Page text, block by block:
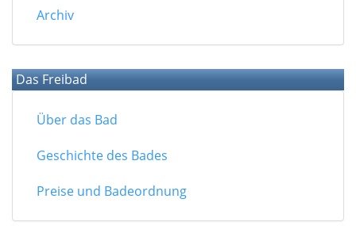
Archiv
Das Freibad
Über das Bad
Geschichte des Bades
Preise und Badeordnung